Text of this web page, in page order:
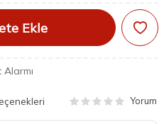
Ekle
Alarmı
Yorum